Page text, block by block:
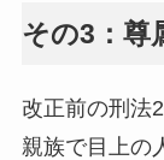
その3：尊
改正前の刑法
親族で目上の